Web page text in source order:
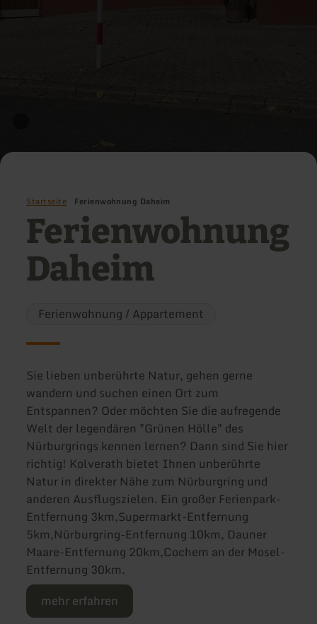
Startseite Ferienwohnung Daheim
Ferienwohnung
Daheim
Ferienwohnung / Appartement
Sie lieben unberührte Natur, gehen gerne
wandern und suchen einen Ort zum
Entspannen? Oder möchten Sie die aufregende
Welt der legendären "Grünen Hölle" des
Nürburgrings kennen lernen? Dann sind Sie hier
richtig! Kolverath bietet Ihnen unberührte
Natur in direkter Nähe zum Nürburgring und
anderen Ausflugszielen. Ein großer Ferienpark-
Entfernung 3km,Supermarkt-Entfernung
5km,Nürburgring-Entfernung 10km, Dauner
Maare-Entfernung 20km,Cochem an der Mosel-
Entfernung 30km.
mehr erfahren